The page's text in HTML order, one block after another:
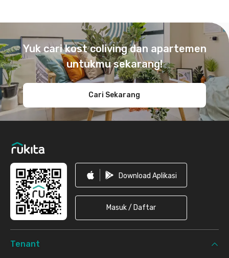
Yuk cari kost coliving dan apartemen
untukmu sekarang!
Cari Sekarang
Download Aplikasi
Masuk / Daftar
Tenant